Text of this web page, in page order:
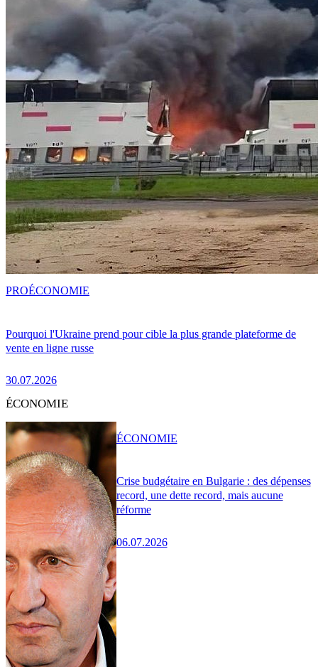
Pourquoi l'Ukraine prend pour cible la plus grande plateforme de
vente en ligne russe
30.07.2026
PROÉCONOMIE
ÉCONOMIE
Crise budgétaire en Bulgarie : des dépenses
record, une dette record, mais aucune
réforme
06.07.2026
ÉCONOMIE